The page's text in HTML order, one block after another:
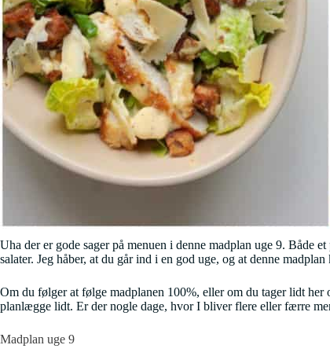
Uha der er gode sager på menuen i denne madplan uge 9. Både
salater. Jeg håber, at du går ind i en god uge, og at denne
Om du følger at følge madplanen 100%, eller om du tager lidt
planlægge lidt. Er der nogle dage, hvor I bliver flere eller færre
Madplan uge 9